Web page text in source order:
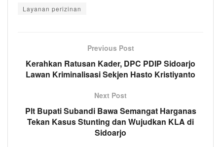
Layanan perizinan
Previous Post
Kerahkan Ratusan Kader, DPC PDIP Sidoarjo
Lawan Kriminalisasi Sekjen Hasto Kristiyanto
Next Post
Plt Bupati Subandi Bawa Semangat Harganas
Tekan Kasus Stunting dan Wujudkan KLA di
Sidoarjo